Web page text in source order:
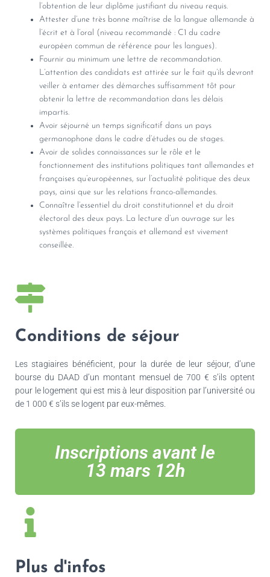
l’obtention de leur diplôme justifiant du niveau requis.
Attester d’une très bonne maîtrise de la langue allemande à
l’écrit et à l’oral (niveau recommandé : C1 du cadre
européen commun de référence pour les langues).
Fournir au minimum une lettre de recommandation.
L’attention des candidats est attirée sur le fait qu’ils devront
veiller à entamer des démarches suffisamment tôt pour
obtenir la lettre de recommandation dans les délais
impartis.
Avoir séjourné un temps significatif dans un pays
germanophone dans le cadre d’études ou de stages.
Avoir de solides connaissances sur le rôle et le
fonctionnement des institutions politiques tant allemandes et
françaises qu’européennes, sur l’actualité politique des deux
pays, ainsi que sur les relations franco-allemandes.
Connaître l’essentiel du droit constitutionnel et du droit
électoral des deux pays. La lecture d’un ouvrage sur les
systèmes politiques français et allemand est vivement
conseillée.
Conditions de séjour
Les stagiaires bénéficient, pour la durée de leur séjour, d’une
bourse du DAAD d’un montant mensuel de 700 € s’ils optent
pour le logement qui est mis à leur disposition par l’université ou
de 1 000 € s’ils se logent par eux-mêmes.
Inscriptions avant le
13 mars 12h
Plus d'infos